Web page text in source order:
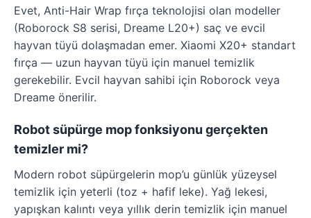
Evet, Anti-Hair Wrap fırça teknolojisi olan modeller
(Roborock S8 serisi, Dreame L20+) saç ve evcil
hayvan tüyü dolaşmadan emer. Xiaomi X20+ standart
fırça — uzun hayvan tüyü için manuel temizlik
gerekebilir. Evcil hayvan sahibi için Roborock veya
Dreame önerilir.
Robot süpürge mop fonksiyonu gerçekten
temizler mi?
Modern robot süpürgelerin mop’u günlük yüzeysel
temizlik için yeterli (toz + hafif leke). Yağ lekesi,
yapışkan kalıntı veya yıllık derin temizlik için manuel